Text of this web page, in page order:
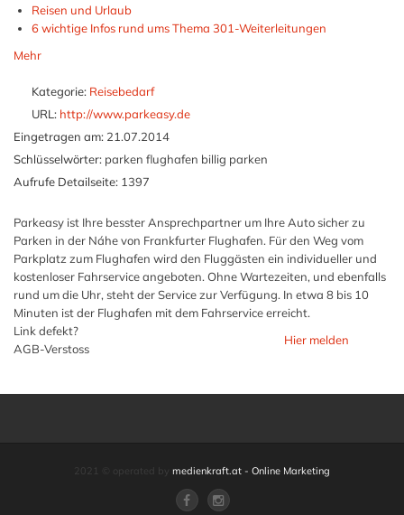
Reisen und Urlaub
6 wichtige Infos rund ums Thema 301-Weiterleitungen
Mehr
Kategorie: Reisebedarf
URL: http://www.parkeasy.de
Eingetragen am: 21.07.2014
Schlüsselwörter: parken flughafen billig parken
Aufrufe Detailseite: 1397
Parkeasy ist Ihre besster Ansprechpartner um Ihre Auto sicher zu
Parken in der Náhe von Frankfurter Flughafen. Für den Weg vom
Parkplatz zum Flughafen wird den Fluggästen ein individueller und
kostenloser Fahrservice angeboten. Ohne Wartezeiten, und ebenfalls
rund um die Uhr, steht der Service zur Verfügung. In etwa 8 bis 10
Minuten ist der Flughafen mit dem Fahrservice erreicht.
Link defekt?
AGB-Verstoss
Hier melden
2021 © operated by medienkraft.at - Online Marketing